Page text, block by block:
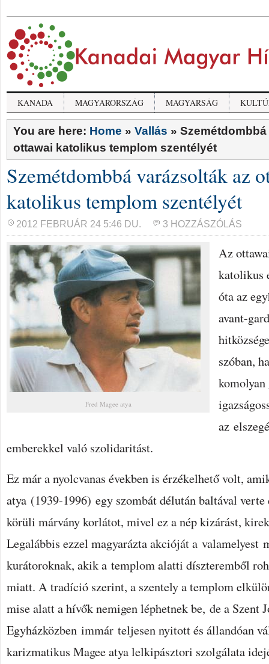
KANADA MAGYARORSZÁG MAGYARSÁG
You are here: Home » Vallás »
ottawai katolikus templom szentélyét
Szemétdombbá varázsolták az
katolikus templom szentélyét
2012 FEBRUÁR 24 5:46 DU. 3 HOZZÁSZÓLÁS
Fred Magee atya
Az
katolikus
óta az
avant-
szóban,
az
emberekkel való szolidaritást.
Ez már a nyolcvanas években is érzékelhető volt,
atya (1939-1996) egy szombát délután baltával verte
körüli márvány korlátot, mivel ez a nép kizárást,
Legalábbis ezzel magyarázta akcióját a valamelyest
kurátoroknak, akik a templom alatti díszteremből
miatt. A tradíció szerint, a szentely a templom
mise alatt a hívők nemigen léphetnek be, de a Szent
Egyházközben immár teljesen nyitott és állandóan
karizmatikus Magee atya lelkipásztori szolgálata